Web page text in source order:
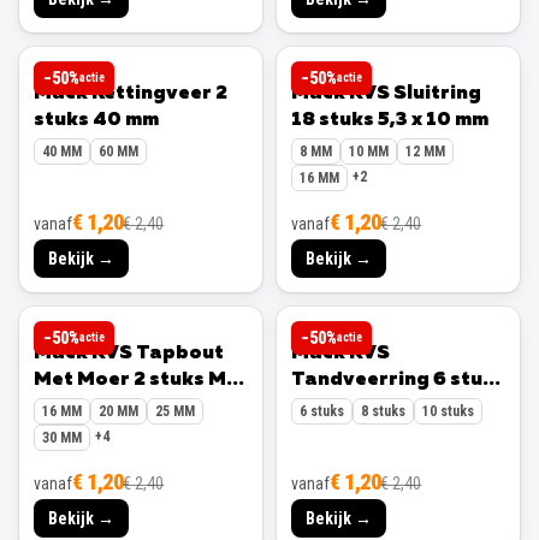
−50%actie
MACK
Mack Kettingveer 2
stuks 40 mm
40 MM 60 MM
vanaf€ 1,20€ 2,40
Bekijk →
−50%actie
MACK
Mack RVS Sluitring
18 stuks 5,3 x 10 mm
8 MM 10 MM
12 MM
16 MM
+2
vanaf€ 1,20€ 2,40
Bekijk →
−50%actie
MACK
Mack RVS Tapbout
Met Moer 2 stuks M8
x 40 mm
16 MM 20 MM
25 MM
30 MM
+4
vanaf€ 1,20€ 2,40
Bekijk →
−50%actie
MACK
Mack RVS
Tandveerring 6 stuks
M10
6 stuks 8 stuks 10 stuks
vanaf€ 1,20€ 2,40
Bekijk →